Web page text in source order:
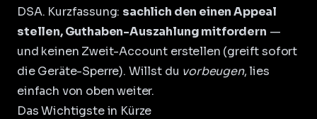
DSA. Kurzfassung: sachlich den einen Appeal
stellen, Guthaben-Auszahlung mitfordern —
und keinen Zweit-Account erstellen (greift sofort
die Geräte-Sperre). Willst du vorbeugen, lies
einfach von oben weiter.
Das Wichtigste in Kürze